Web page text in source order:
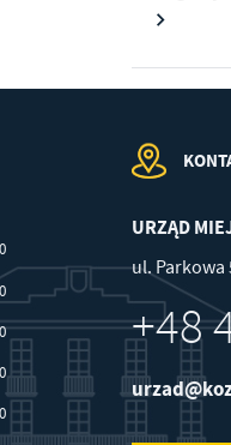
URZĄD
ul. Parkowa
+48